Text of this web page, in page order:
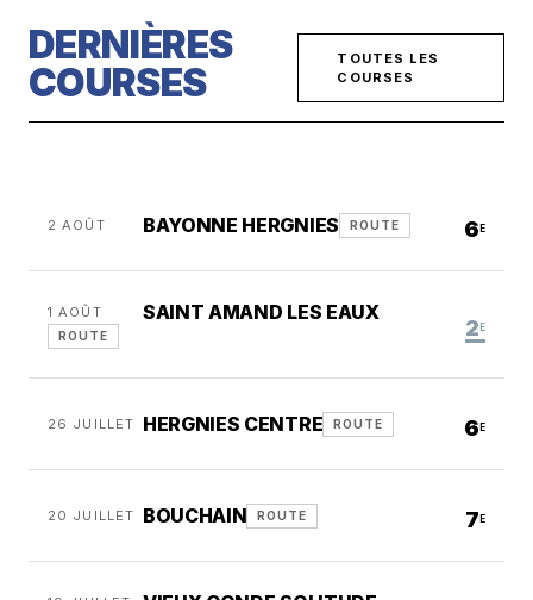
DERNIÈRES
COURSES
TOUTES LES
COURSES
2 AOÛT BAYONNE HERGNIES ROUTE 6 E
1 AOÛT SAINT AMAND LES EAUX
ROUTE 2 E
26 JUILLET HERGNIES CENTRE ROUTE 6 E
20 JUILLET BOUCHAIN ROUTE 7 E